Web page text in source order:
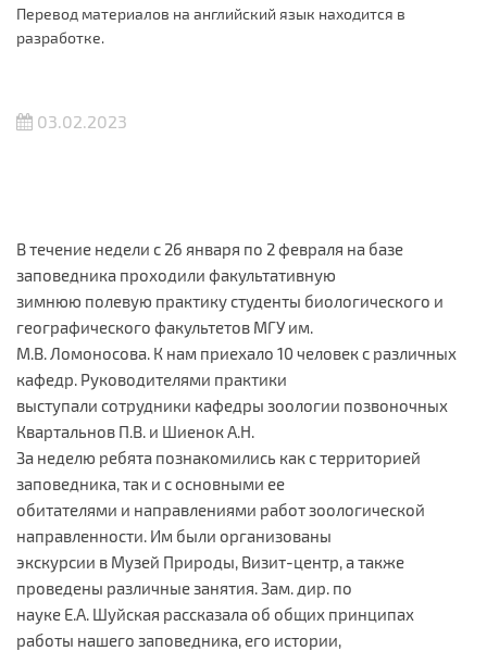
Перевод материалов на английский язык находится в
разработке.
03.02.2023
В течение недели с 26 января по 2 февраля на базе
заповедника проходили факультативную
зимнюю полевую практику студенты биологического и
географического факультетов МГУ им.
М.В. Ломоносова. К нам приехало 10 человек с различных
кафедр. Руководителями практики
выступали сотрудники кафедры зоологии позвоночных
Квартальнов П.В. и Шиенок А.Н.
За неделю ребята познакомились как с территорией
заповедника, так и с основными ее
обитателями и направлениями работ зоологической
направленности. Им были организованы
экскурсии в Музей Природы, Визит-центр, а также
проведены различные занятия. Зам. дир. по
науке Е.А. Шуйская рассказала об общих принципах
работы нашего заповедника, его истории,